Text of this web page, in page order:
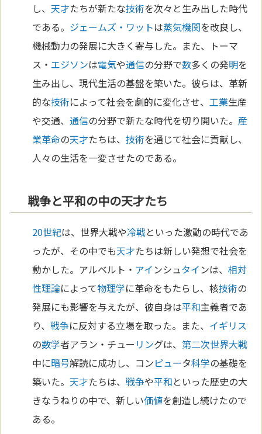
し、天才たちが新たな技術を次々と生み出した時代
である。 ジェームズ・ワットは蒸気機関を改良し、
機械動力の発展に大きく寄与した。また、トーマ
ス・ エジソンは電気や通信の分野で数多くの発明を
生み出し、現代生活の基盤を築いた。彼らは、革新
的な技術によって社会を劇的に変化させ、 工業生産
や交通、通信の分野で新たな時代を切り開いた。 産
業革命の天才たちは、技術を通じて社会に貢献し、
人々の生活を一変させたのである。
戦争と平和の中の天才たち
20世紀は、世界大戦や冷戦といった激動の時代であ
ったが、その中でも天才たちは新しい発想で社会を
動かした。アルベルト・ アイ ンシュタイ ンは、相対
性理論によって物理学に革命をもたらし、核技術の
発展にも影響を与えたが、彼自身は平和主義者であ
り、戦争に反対する立場を取った。また、 イギリス
の数学者アラン・チュー リングは、第二次世界大戦
中に暗号解読に成功し、コンピュータ科学の基礎を
築いた。天才たちは、戦争や平和といった歴史の大
きなうねりの中で、新しい価値を創造し続けたので
ある。